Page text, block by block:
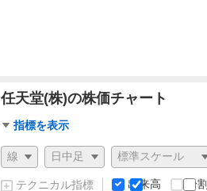
任天堂(株)の株価チャート
チ
ャ
ー
ト
指標を表示
チ
ャ
ー テクニカル指標 出来高 分割